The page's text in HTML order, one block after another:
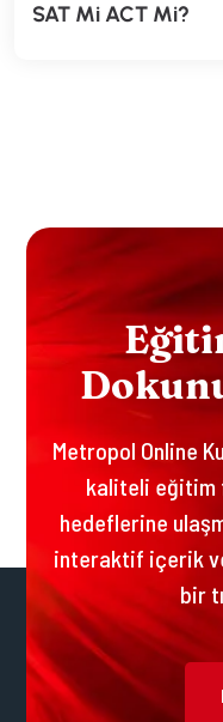
SAT Mi ACT Mi?
EĞITI
DOKUN
Metropol Online
kaliteli eğitim
hedeflerine
interaktif içerik
bir